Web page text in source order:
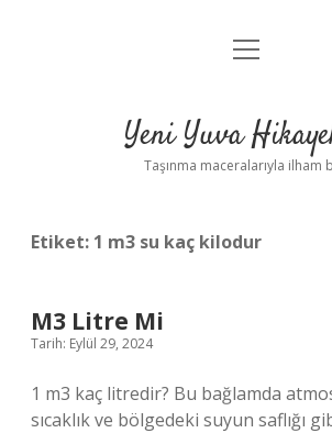
Anasayfa
Yasal Uyarı
menüyü
Yeni Yuva
Taşınma maceralarıyla ilham
Etiket: 1 m3 su kaç kilodur
M3 Litre Mi
Tarih: Eylül 29, 2024
1 m3 kaç litredir? Bu bağlamda
sıcaklık ve bölgedeki suyun saflığı